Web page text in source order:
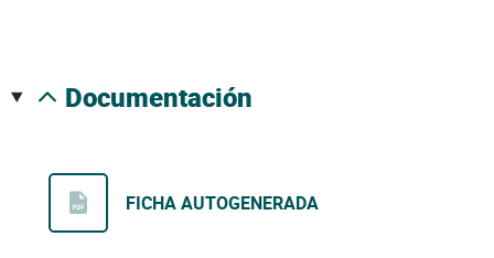
documentación
FICHA AUTOGENERADA